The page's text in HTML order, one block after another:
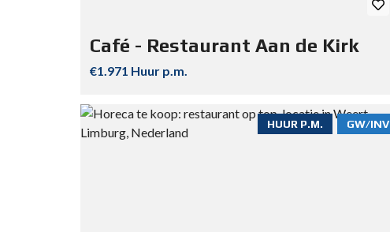
Café - Restaurant Aan de Kirk
€1.971 Huur p.m.
GW/INV
HUUR P.M.